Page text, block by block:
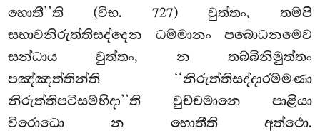
හොතී’’ති (විභ. 727) වුත්තං, තම්පි
සභාවනිරුත්තිසද්දෙන ධම්මානං පබොධනමෙව
සන්ධාය වුත්තං, න තබ්බිනිමුත්තං
පඤ්ඤත්තින්ති ‘‘නිරුත්තිසද්දාරම්මණා
නිරුත්තිපටිසම්භිදා’’ති වුච්චමානෙ පාළියා
විරොධො න හොතීති අත්ථො.